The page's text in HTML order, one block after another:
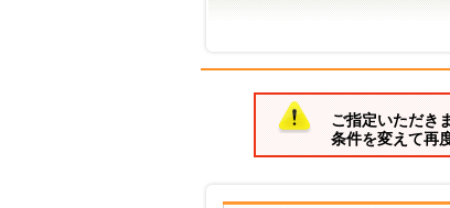
ご指定いただき
条件を変えて再